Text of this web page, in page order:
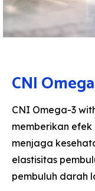
CNI
CNI Omega-3
memberikan
menjaga
elastisitas
pembuluh darah